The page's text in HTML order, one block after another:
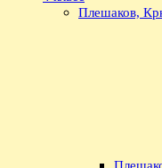
Плешаков,